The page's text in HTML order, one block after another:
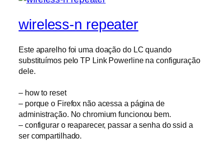
wireless-n repeater
Este aparelho foi uma doação do LC quando
substituímos pelo TP Link Powerline na configuração
dele.
– how to reset
– porque o Firefox não acessa a página de
administração. No chromium funcionou bem.
– configurar o reaparecer, passar a senha do ssid a
ser compartilhado.